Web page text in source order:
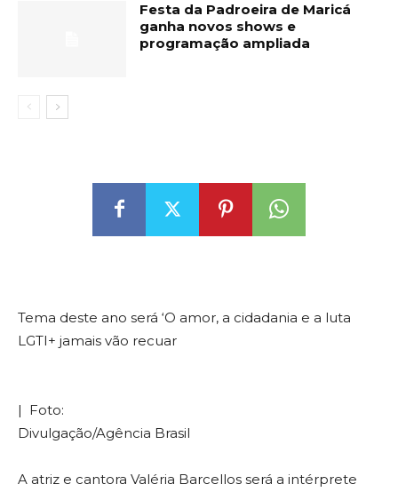
Festa da Padroeira de Maricá
ganha novos shows e
programação ampliada
Tema deste ano será ‘O amor, a cidadania e a luta
LGTI+ jamais vão recuar
| Foto:
Divulgação/Agência Brasil
A atriz e cantora Valéria Barcellos será a intérprete